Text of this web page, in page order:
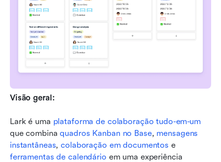
Visão geral:
Lark é uma plataforma de colaboração tudo-em-um
que combina quadros Kanban no Base, mensagens
instantâneas, colaboração em documentos
e
ferramentas de calendário em uma experiência